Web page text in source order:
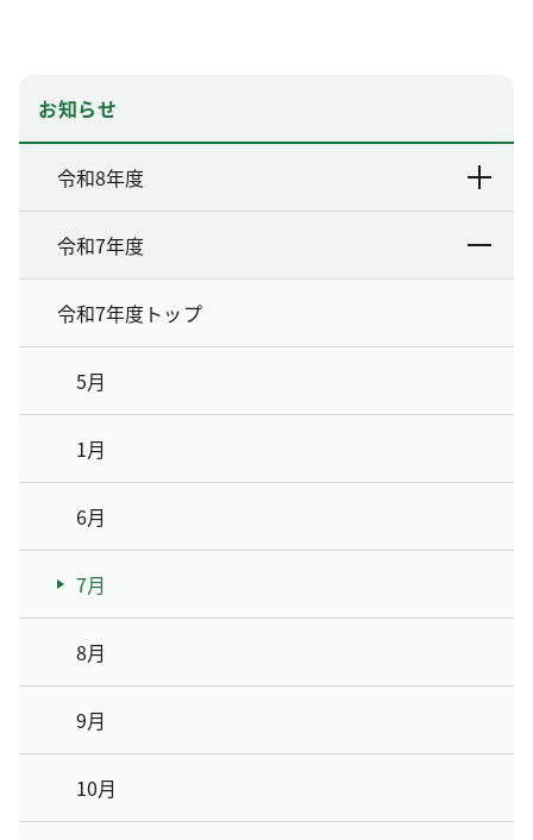
お知らせ
令和8年度
令和7年度
令和7年度トップ
5月
1月
6月
7月
8月
9月
10月